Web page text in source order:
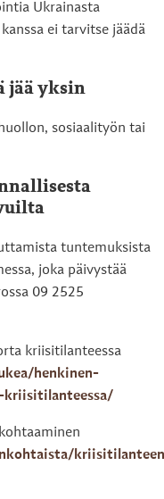
Ukrainasta
ei tarvitse jäädä
jää yksin
sosiaalityön tai
tuntemuksista
joka päivystää
09 2525
kriisitilanteessa
henkinen-